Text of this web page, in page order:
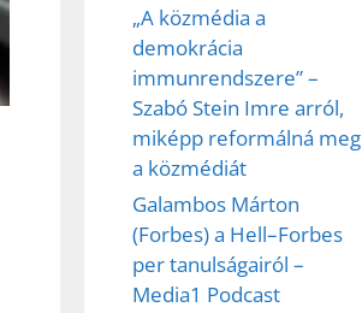
„A közmédia a
demokrácia
immunrendszere” –
Szabó Stein Imre arról,
miképp reformálná meg
a közmédiát
Galambos Márton
(Forbes) a Hell–Forbes
per tanulságairól –
Media1 Podcast